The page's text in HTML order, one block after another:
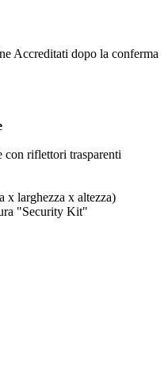
Accreditati dopo la conferma
riflettori trasparenti
x larghezza x altezza)
"Security Kit"